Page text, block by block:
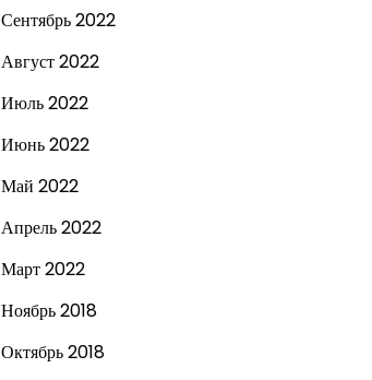
Сентябрь 2022
Август 2022
Июль 2022
Июнь 2022
Май 2022
Апрель 2022
Март 2022
Ноябрь 2018
Октябрь 2018